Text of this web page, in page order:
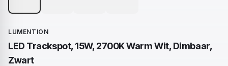
LUMENTION
LED Trackspot, 15W, 2700K Warm Wit, Dimbaar,
Zwart